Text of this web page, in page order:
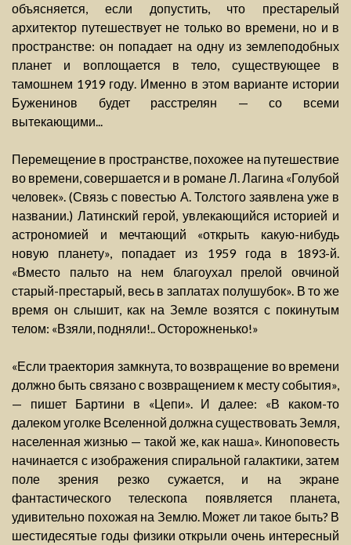
объясняется, если допустить, что престарелый
архитектор путешествует не только во времени, но и в
пространстве: он попадает на одну из землеподобных
планет и воплощается в тело, существующее в
тамошнем 1919 году. Именно в этом варианте истории
Буженинов будет расстрелян — со всеми
вытекающими...
Перемещение в пространстве, похожее на путешествие
во времени, совершается и в романе Л. Лагина «Голубой
человек». (Связь с повестью А. Толстого заявлена уже в
названии.) Латинский герой, увлекающийся историей и
астрономией и мечтающий «открыть какую-нибудь
новую планету», попадает из 1959 года в 1893-й.
«Вместо пальто на нем благоухал прелой овчиной
старый-престарый, весь в заплатах полушубок». В то же
время он слышит, как на Земле возятся с покинутым
телом: «Взяли, подняли!.. Осторожненько!»
«Если траектория замкнута, то возвращение во времени
должно быть связано с возвращением к месту события»,
— пишет Бартини в «Цепи». И далее: «В каком-то
далеком уголке Вселенной должна существовать Земля,
населенная жизнью — такой же, как наша». Киноповесть
начинается с изображения спиральной галактики, затем
поле зрения резко сужается, и на экране
фантастического телескопа появляется планета,
удивительно похожая на Землю. Может ли такое быть? В
шестидесятые годы физики открыли очень интересный